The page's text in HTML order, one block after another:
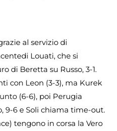
al servizio di
Louati, che si
di Beretta su Russo, 3-1.
con Leon (3-3), ma Kurek
(6-6), poi Perugia
9-6 e Soli chiama time-out.
tengono in corsa la Vero